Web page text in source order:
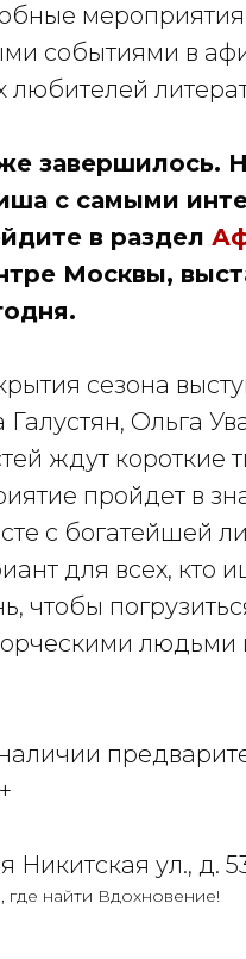
событиями в
любителей
завершилось.
с самыми
в раздел
Москвы,
сезона
Галустян, Ольга
ждут короткие
пройдет в
с богатейшей
для всех, кто
чтобы
людьми
Никитская ул., д.
найти Вдохновение!